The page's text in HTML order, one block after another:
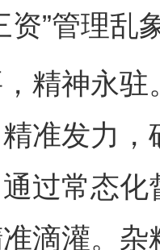
资”管理乱
神永驻
准发力
过常态
滴灌。